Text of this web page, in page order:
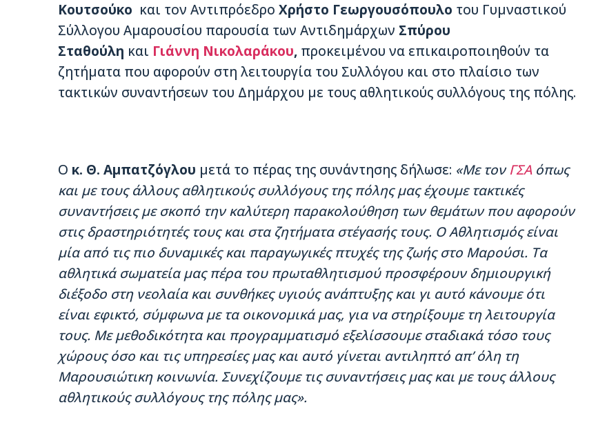
Κουτσούκο και τον Αντιπρόεδρο Χρήστο Γεωργουσόπουλο του Γυμναστικού
Σύλλογου Αμαρουσίου παρουσία των Αντιδημάρχων Σπύρου
Σταθούλη και Γιάννη Νικολαράκου, προκειμένου να επικαιροποιηθούν τα
ζητήματα που αφορούν στη λειτουργία του Συλλόγου και στο πλαίσιο των
τακτικών συναντήσεων του Δημάρχου με τους αθλητικούς συλλόγους της πόλης.
Ο κ. Θ. Αμπατζόγλου μετά το πέρας της συνάντησης δήλωσε: «Με τονΓΣΑόπως
και με τους άλλους αθλητικούς συλλόγους της πόλης μας έχουμε τακτικές
συναντήσεις με σκοπό την καλύτερη παρακολούθηση των θεμάτων που αφορούν
στις δραστηριότητές τους και στα ζητήματα στέγασής τους. Ο Αθλητισμός είναι
μία από τις πιο δυναμικές και παραγωγικές πτυχές της ζωής στο Μαρούσι. Τα
αθλητικά σωματεία μας πέρα του πρωταθλητισμού προσφέρουν δημιουργική
διέξοδο στη νεολαία και συνθήκες υγιούς ανάπτυξης και γι αυτό κάνουμε ότι
είναι εφικτό, σύμφωνα με τα οικονομικά μας, για να στηρίξουμε τη λειτουργία
τους. Με μεθοδικότητα και προγραμματισμό εξελίσσουμε σταδιακά τόσο τους
χώρους όσο και τις υπηρεσίες μας και αυτό γίνεται αντιληπτό απ’ όλη τη
Μαρουσιώτικη κοινωνία. Συνεχίζουμε τις συναντήσεις μας και με τους άλλους
αθλητικούς συλλόγους της πόλης μας».